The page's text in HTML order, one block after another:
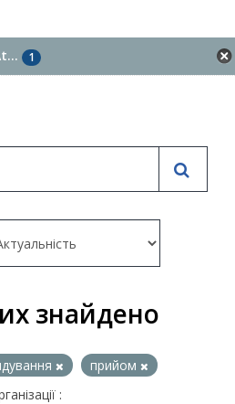
1
знайдено
прийом
: